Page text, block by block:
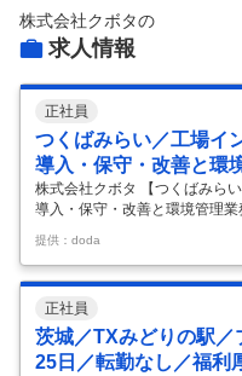
株式会社クボタの
求人情報
正社員
つくばみらい／工場イ
導入・保守・改善と環
株式会社クボタ 【つくばみら
導入・保守・改善と環境管理
ンフラ・ユーティリティ設備
的な仕事内容】 ～世界に羽ば
開／年間休日125日・土日祝休
～ ■業務内容 ・冷熱源設備業
等の運転監視・日常点検 ・イ
ガス設備、消防設備の保守管理
不具合発生時の一次対応、修
提供：doda
正社員
茨城／TXみどりの駅
25日／転勤なし／福利